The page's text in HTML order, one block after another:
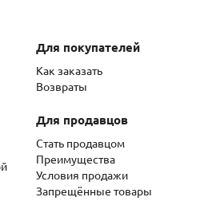
Для покупателей
Как заказать
Возвраты
Для продавцов
Стать продавцом
Преимущества
Условия продажи
Запрещённые товары